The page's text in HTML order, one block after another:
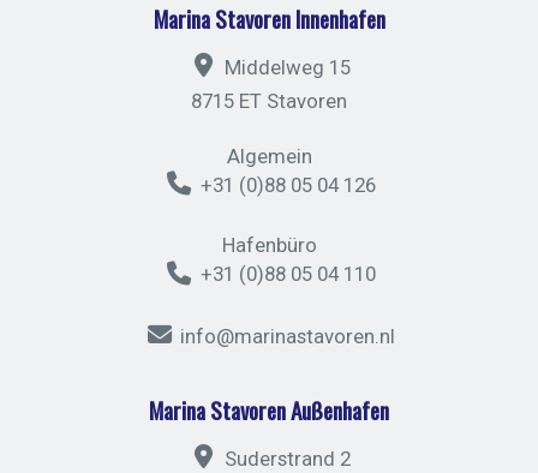
Marina Stavoren Innenhafen
Middelweg 15
8715 ET Stavoren
Algemein
+31 (0)88 05 04 126
Hafenbüro
+31 (0)88 05 04 110
info@marinastavoren.nl
Marina Stavoren Außenhafen
Suderstrand 2